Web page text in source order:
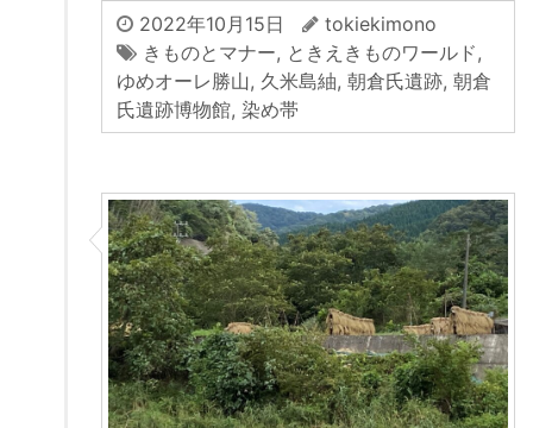
2022年10月15日
tokiekimono
きものとマナー, ときえきものワールド,
ゆめオーレ勝山, 久米島紬, 朝倉氏遺跡, 朝倉
氏遺跡博物館, 染め帯